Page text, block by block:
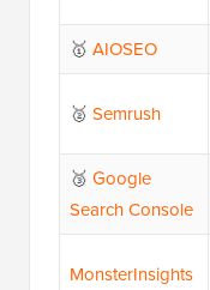
🥇 AIOSEO
🥈 Semrush
🥉 Google
Search Console
MonsterInsights